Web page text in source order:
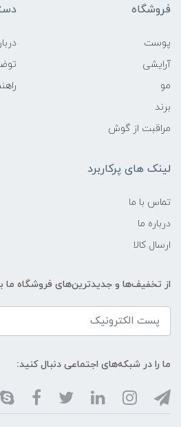
فروشگاه
پوست
آرایشی
مو
برند
مراقبت از گوش
لینک های پرکاربرد
تماس با ما
درباره ما
ارسال کالا
از تخفیف‌ها و جدیدترین‌های فروشگاه ما
ما را در شبکه‌های اجتماعی دنبال کنید: